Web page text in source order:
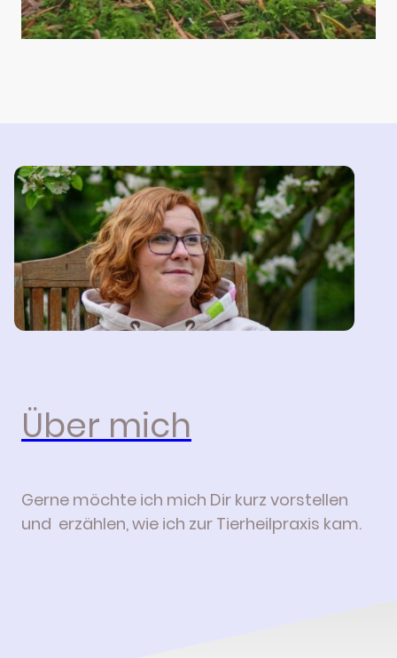
Über mich
Gerne möchte ich mich Dir kurz vorstellen
und erzählen, wie ich zur Tierheilpraxis kam.